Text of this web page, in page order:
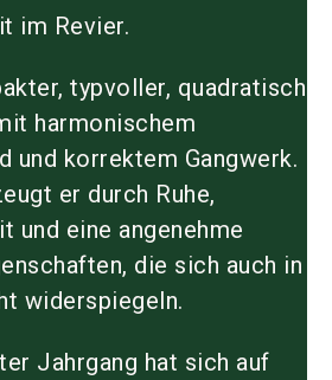
im Revier.
typvoller, quadratisch
harmonischem
und korrektem Gangwerk.
er durch Ruhe,
und eine angenehme
die sich auch in
widerspiegeln.
Jahrgang hat sich auf